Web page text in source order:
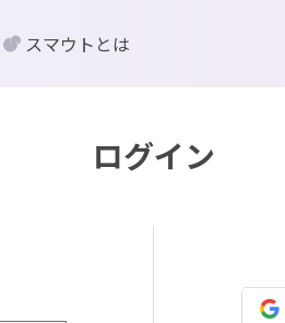
ログイン
スマウトとは